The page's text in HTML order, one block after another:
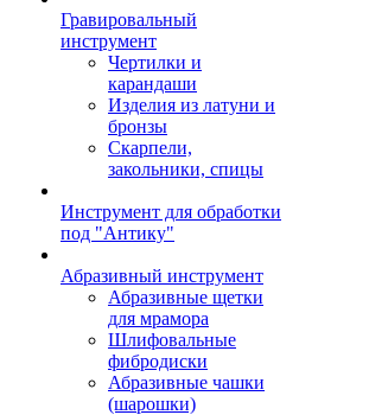
Гравировальный
инструмент
Чертилки и
карандаши
Изделия из латуни и
бронзы
Скарпели,
закольники, спицы
Инструмент для обработки
под "Антику"
Абразивный инструмент
Абразивные щетки
для мрамора
Шлифовальные
фибродиски
Абразивные чашки
(шарошки)